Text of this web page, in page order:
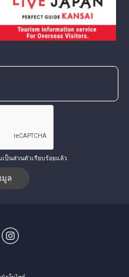
ป็นส่วนตัวเรียบร้อยแล้ว